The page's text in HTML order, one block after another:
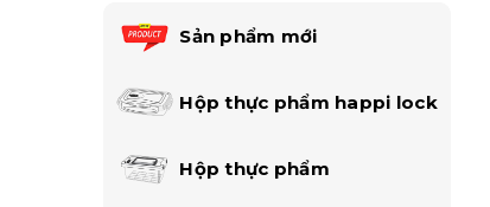
Sản phẩm mới
Hộp thực phẩm happi lock
Hộp thực phẩm